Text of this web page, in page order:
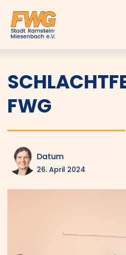
Inhalt
springen
FWG
Datum
26. April 2024